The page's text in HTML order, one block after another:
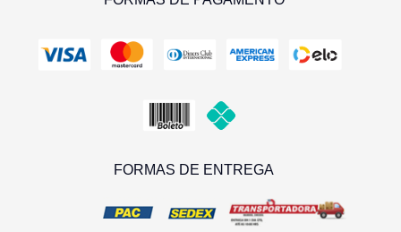
FORMAS DE ENTREGA